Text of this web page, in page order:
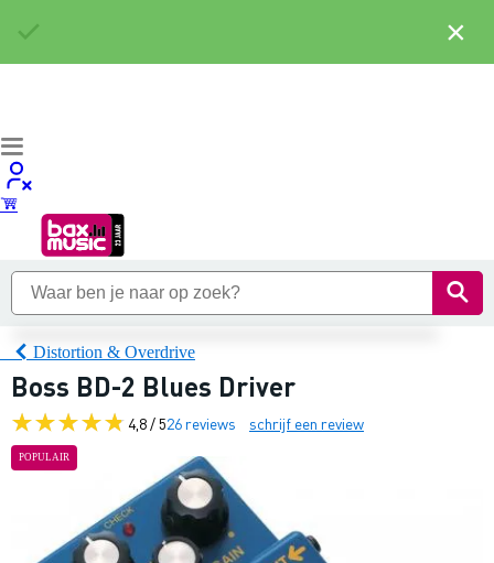
Distortion & Overdrive
Boss BD-2 Blues Driver
4,8 / 526 reviews schrijf een review
POPULAIR
×